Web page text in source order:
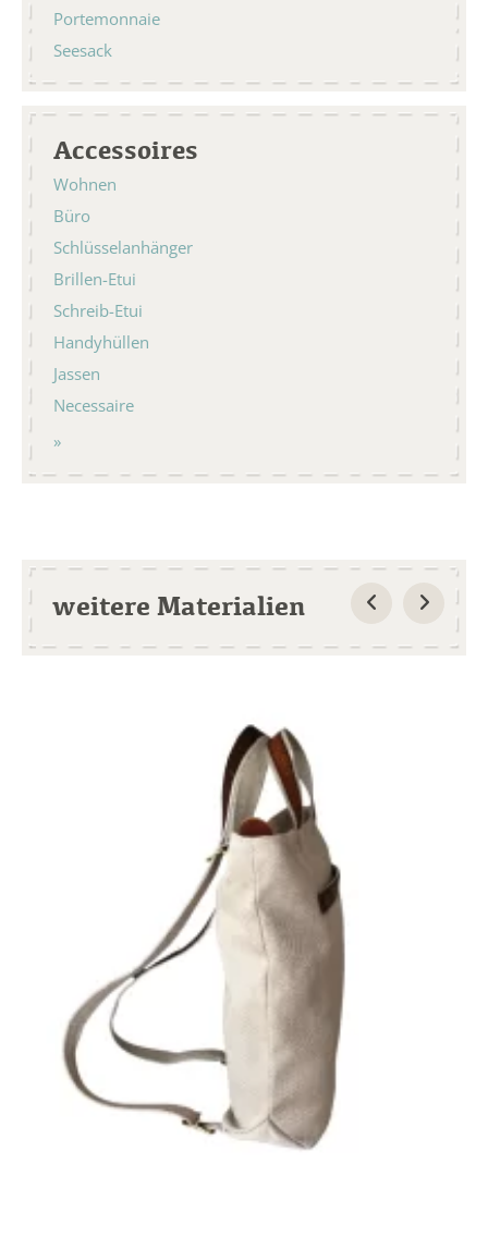
Portemonnaie
Seesack
Accessoires
Wohnen
Büro
Schlüsselanhänger
Brillen-Etui
Schreib-Etui
Handyhüllen
Jassen
Necessaire
weitere Materialien